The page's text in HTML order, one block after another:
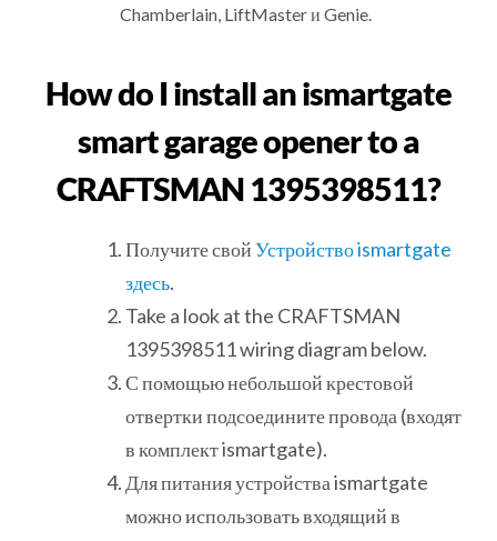
Chamberlain, LiftMaster и Genie.
How do I install an ismartgate
smart garage opener to a
CRAFTSMAN 1395398511?
Получите свойУстройство ismartgate
здесь.
Take a look at the CRAFTSMAN
1395398511 wiring diagram below.
С помощью небольшой крестовой
отвертки подсоедините провода (входят
в комплект ismartgate).
Для питания устройства ismartgate
можно использовать входящий в